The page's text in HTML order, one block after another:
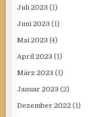
Juli 2023 (1)
Juni 2023 (1)
Mai 2023 (4)
April 2023 (1)
März 2023 (1)
Januar 2023 (2)
Dezember 2022 (1)